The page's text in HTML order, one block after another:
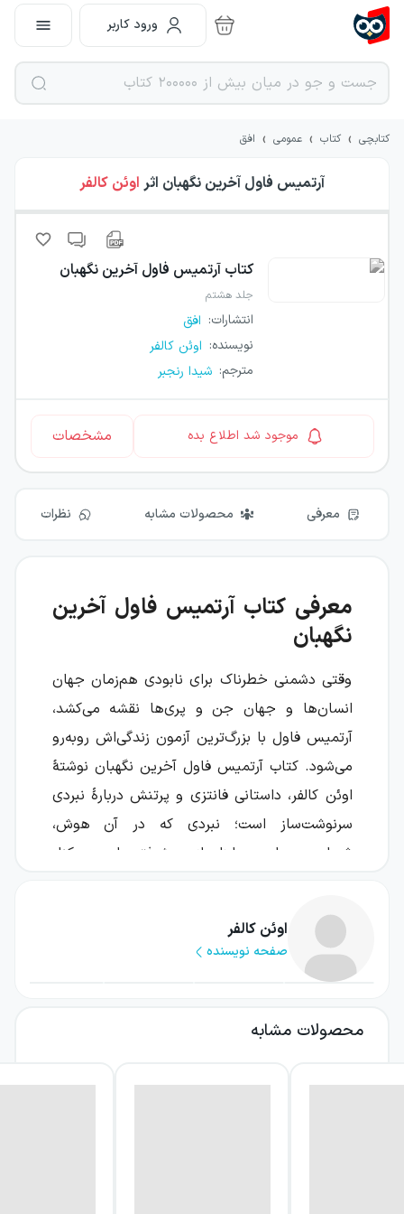
ورود کاربر
کتابچی › کتاب › عمومی › افق
آرتمیس فاول آخرین نگهبان اثر اوئن کالفر
کتاب آرتمیس فاول آخرین نگهبان
جلد هشتم
انتشارات: افق
نویسنده: اوئن کالفر
مترجم: شیدا رنجبر
موجود شد اطلاع بده مشخصات
معرفی محصولات مشابه نظرات
معرفی کتاب آرتمیس فاول آخرین
نگهبان
وقتی دشمنی خطرناک برای نابودی هم‌زمان جهان
انسان‌ها و جهان جن و پری‌ها نقشه می‌کشد،
آرتمیس فاول با بزرگ‌ترین آزمون زندگی‌اش روبه‌رو
می‌شود. کتاب آرتمیس فاول آخرین نگهبان نوشتهٔ
اوئن کالفر، داستانی فانتزی و پرتنش دربارهٔ نبردی
سرنوشت‌ساز است؛ نبردی که در آن هوش،
شجاعت، مهارت و ابزارهای پیشرفته باید در کنار
در این ماجرا، آزادی یک دشمن قدرتمند از زندان با
نقشه‌ای برای نابودی جهان پیوند خورده است.
آرتمیس باید پیش از آن‌که تهدید به مرحله‌ای
نقشه پیدا کند. عنوان کتاب نیز پرسشی مهم را
اوئن کالفر
صفحه نویسنده
محصولات مشابه